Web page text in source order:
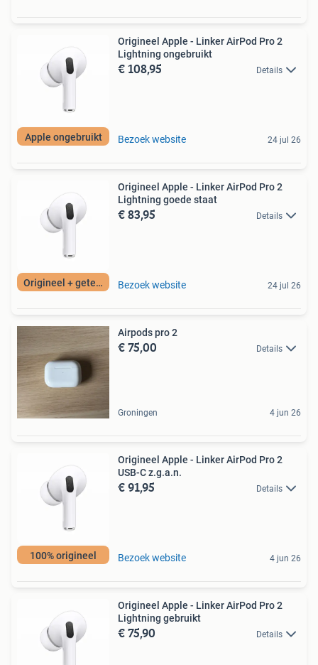
Apple ongebruikt
Origineel Apple - Linker AirPod Pro 2
Lightning ongebruikt
€ 108,95 Details
Bezoek website 24 jul 26
Origineel + getest
Origineel Apple - Linker AirPod Pro 2
Lightning goede staat
€ 83,95 Details
Bezoek website 24 jul 26
Airpods pro 2
€ 75,00 Details
Groningen 4 jun 26
100% origineel
Origineel Apple - Linker AirPod Pro 2
USB-C z.g.a.n.
€ 91,95 Details
Bezoek website 4 jun 26
Origineel Apple - Linker AirPod Pro 2
Lightning gebruikt
€ 75,90 Details